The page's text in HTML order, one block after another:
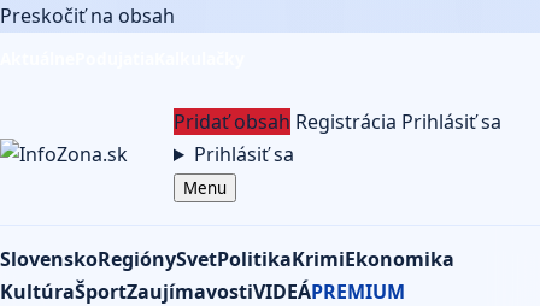
Preskočiť na obsah
Pridať obsah Registrácia Prihlásiť sa
Prihlásiť sa
Menu
SlovenskoRegiónySvetPolitikaKrimiEkonomika
KultúraŠportZaujímavostiVIDEÁPREMIUM